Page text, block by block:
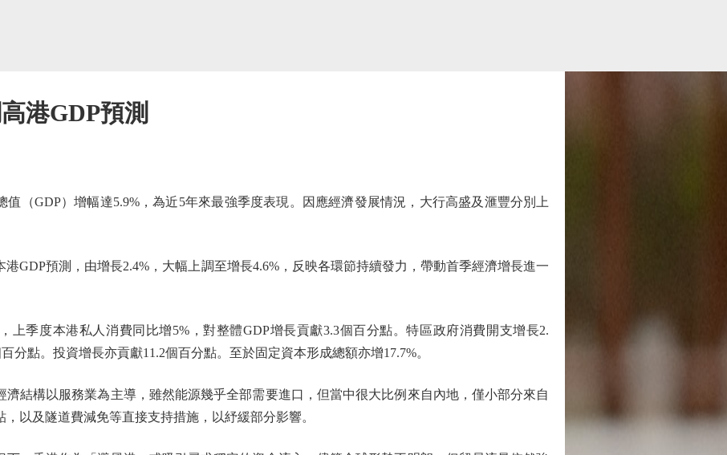
港GDP預測
GDP）增幅達5.9%，為近5年來最強季度表現。因應經濟發展情況，大行高盛及滙豐分別上
預測，由增長2.4%，大幅上調至增長4.6%，反映各環節持續發力，帶動首季經濟增長進一
季度本港私人消費同比增5%，對整體GDP增長貢獻3.3個百分點。特區政府消費開支增長2.
分點。投資增長亦貢獻11.2個百分點。至於固定資本形成總額亦增17.7%。
構以服務業為主導，雖然能源幾乎全部需要進口，但當中很大比例來自內地，僅小部分來自
以及隧道費減免等直接支持措施，以紓緩部分影響。